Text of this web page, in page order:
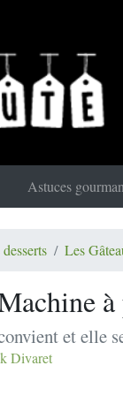
Astuces
Les
et elle
Divaret